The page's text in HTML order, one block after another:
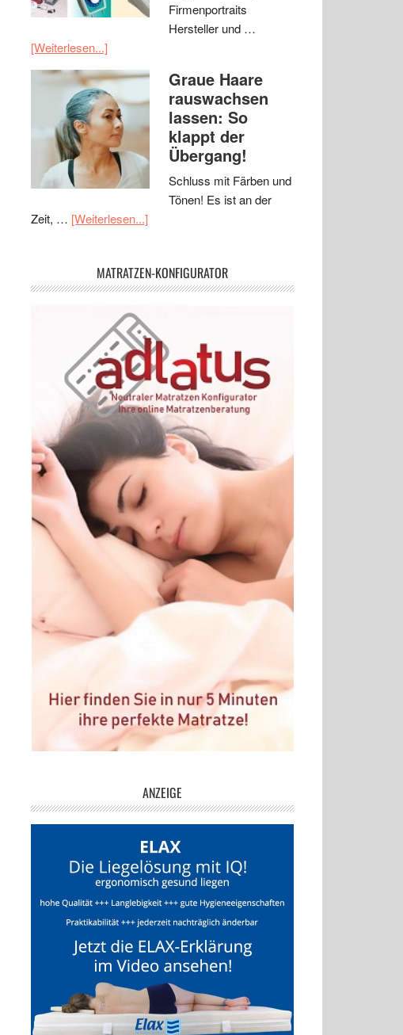
Firmenportraits
Hersteller und …
[Weiterlesen...]
Graue Haare
rauswachsen
lassen: So
klappt der
Übergang!
Schluss mit Färben und
Tönen! Es ist an der
Zeit, … [Weiterlesen...]
MATRATZEN-KONFIGURATOR
ANZEIGE